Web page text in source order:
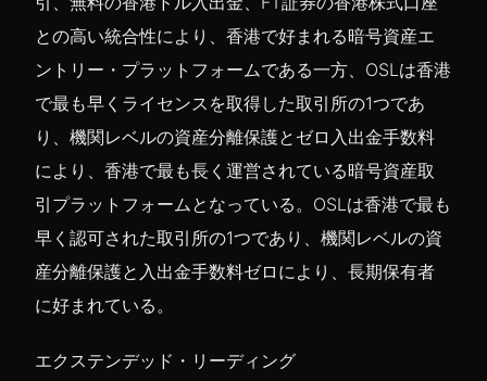
との高い統合性により、香港で好まれる暗号資産エ
ントリー・プラットフォームである一方、OSLは香港
で最も早くライセンスを取得した取引所の1つであ
り、機関レベルの資産分離保護とゼロ入出金手数料
により、香港で最も長く運営されている暗号資産取
引プラットフォームとなっている。OSLは香港で最も
早く認可された取引所の1つであり、機関レベルの資
産分離保護と入出金手数料ゼロにより、長期保有者
に好まれている。
エクステンデッド・リーディング